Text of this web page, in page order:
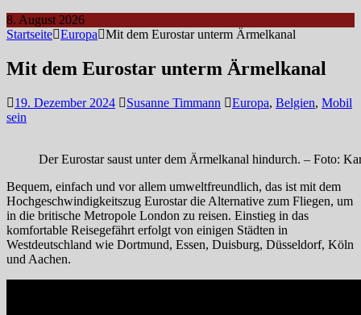
8. August 2026
Startseite Europa Mit dem Eurostar unterm Ärmelkanal
Mit dem Eurostar unterm Ärmelkanal
19. Dezember 2024 Susanne Timmann Europa, Belgien, Mobil
sein
Der Eurostar saust unter dem Ärmelkanal hindurch. – Foto:
Bequem, einfach und vor allem umweltfreundlich, das ist mit dem
Hochgeschwindigkeitszug Eurostar die Alternative zum Fliegen, um
in die britische Metropole London zu reisen. Einstieg in das
komfortable Reisegefährt erfolgt von einigen Städten in
Westdeutschland wie Dortmund, Essen, Duisburg, Düsseldorf, Köln
und Aachen.